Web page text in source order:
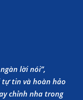
lời nói”,
tự tin và hoàn hảo
chỉnh nha trong